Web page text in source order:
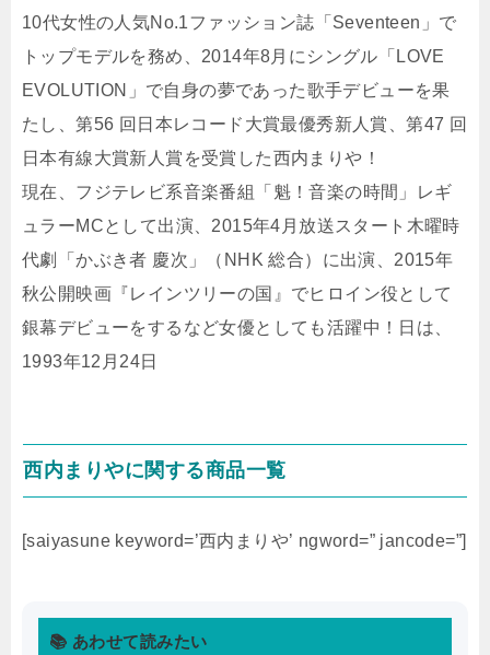
10代女性の人気No.1ファッション誌「Seventeen」で
トップモデルを務め­、2014年8月にシングル「LOVE
EVOLUTION」で自身の夢であった歌手デビューを果
たし、第56 回日本レコード大賞最優秀新人賞、第47 回
日本有線大賞新人賞を受賞した西内まりや！
現在、フジテレビ系音楽番組「魁！音楽の時間」レギ
ュラーMCとして出演、2015年­4月放送スタート木曜時
代劇「かぶき者 慶次」（NHK 総合）に出演、2015年
秋公開映画『レインツリーの国』でヒロイン役として
銀幕デビ­ューをするなど女優としても活躍中！日は、
1993年12月24日
西内まりやに関する商品一覧
[saiyasune keyword=’西内まりや’ ngword=” jancode=”]
📚 あわせて読みたい